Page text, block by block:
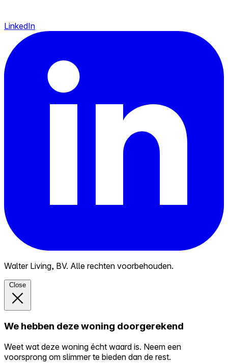
LinkedIn
Walter Living, BV. Alle rechten voorbehouden.
Close
We hebben deze woning doorgerekend
Weet wat deze woning écht waard is. Neem een
voorsprong om slimmer te bieden dan de rest.